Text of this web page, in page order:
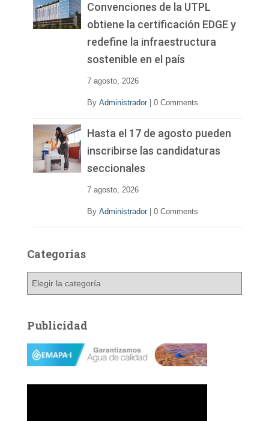
Convenciones de la UTPL
obtiene la certificación EDGE y
redefine la infraestructura
sostenible en el país
7 agosto, 2026
By Administrador 0 Comments
Hasta el 17 de agosto pueden
inscribirse las candidaturas
seccionales
7 agosto, 2026
By Administrador 0 Comments
Categorías
g
o
a
Publicidad